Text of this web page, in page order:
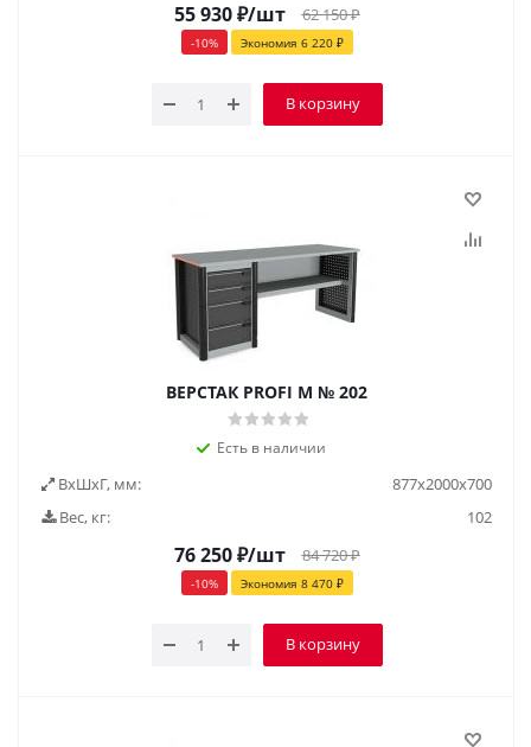
55 930₽/шт 62 150₽
-10% Экономия 6 220₽
В корзину
ВЕРСТАК PROFI M № 202
Есть в наличии
ВxШxГ, мм:
877x2000x700
Вес, кг:
102
76 250₽/шт 84 720₽
-10% Экономия 8 470₽
В корзину